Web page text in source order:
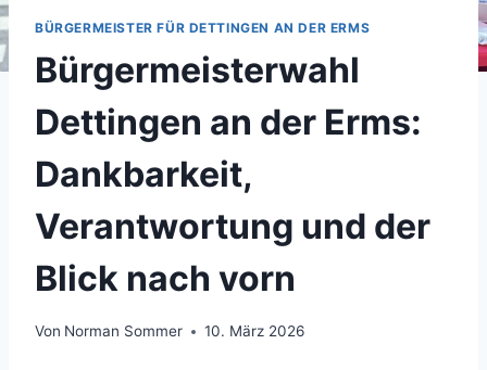
BÜRGERMEISTER FÜR DETTINGEN AN DER ERMS
Bürgermeisterwahl
Dettingen an der Erms:
Dankbarkeit,
Verantwortung und der
Blick nach vorn
Von Norman Sommer 10. März 2026